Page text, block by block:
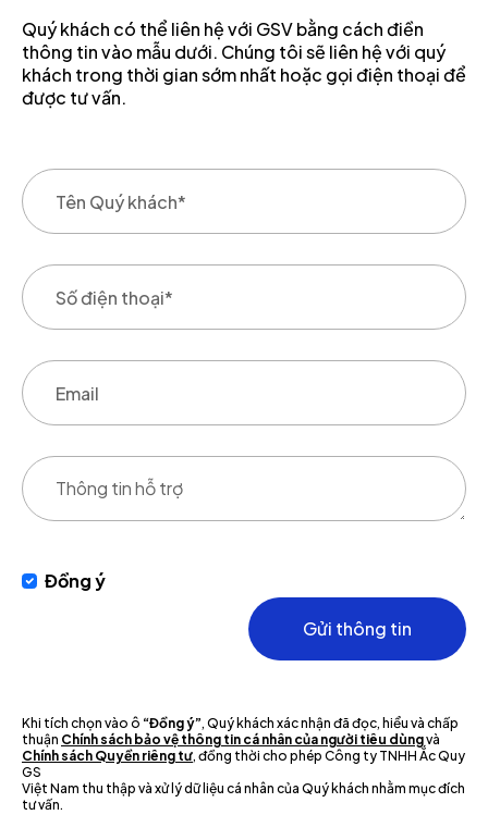
Quý khách có thể liên hệ với GSV bằng cách điền
thông tin vào mẫu dưới. Chúng tôi sẽ liên hệ với quý
khách trong thời gian sớm nhất hoặc gọi điện thoại để
được tư vấn.
Đồng ý
Gửi thông tin
Khi tích chọn vào ô “Đồng ý”, Quý khách xác nhận đã đọc, hiểu và chấp
thuận Chính sách bảo vệ thông tin cá nhân của người tiêu dùngvà
Chính sách Quyền riêng tư, đồng thời cho phép Công ty TNHH Ắc Quy
GS
Việt Nam thu thập và xử lý dữ liệu cá nhân của Quý khách nhằm mục đích
tư vấn.